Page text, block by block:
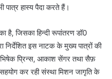
पात्र हास्य पैदा करते हैं।
जिसका हिन्दी रूपांतरण डॉ0
निर्देशित इस नाटक के मुख्य पात्रों की
प्रिन्स, आकाश सेंगर तथा सैफ़
कर रही संस्था मिशन जागृति के